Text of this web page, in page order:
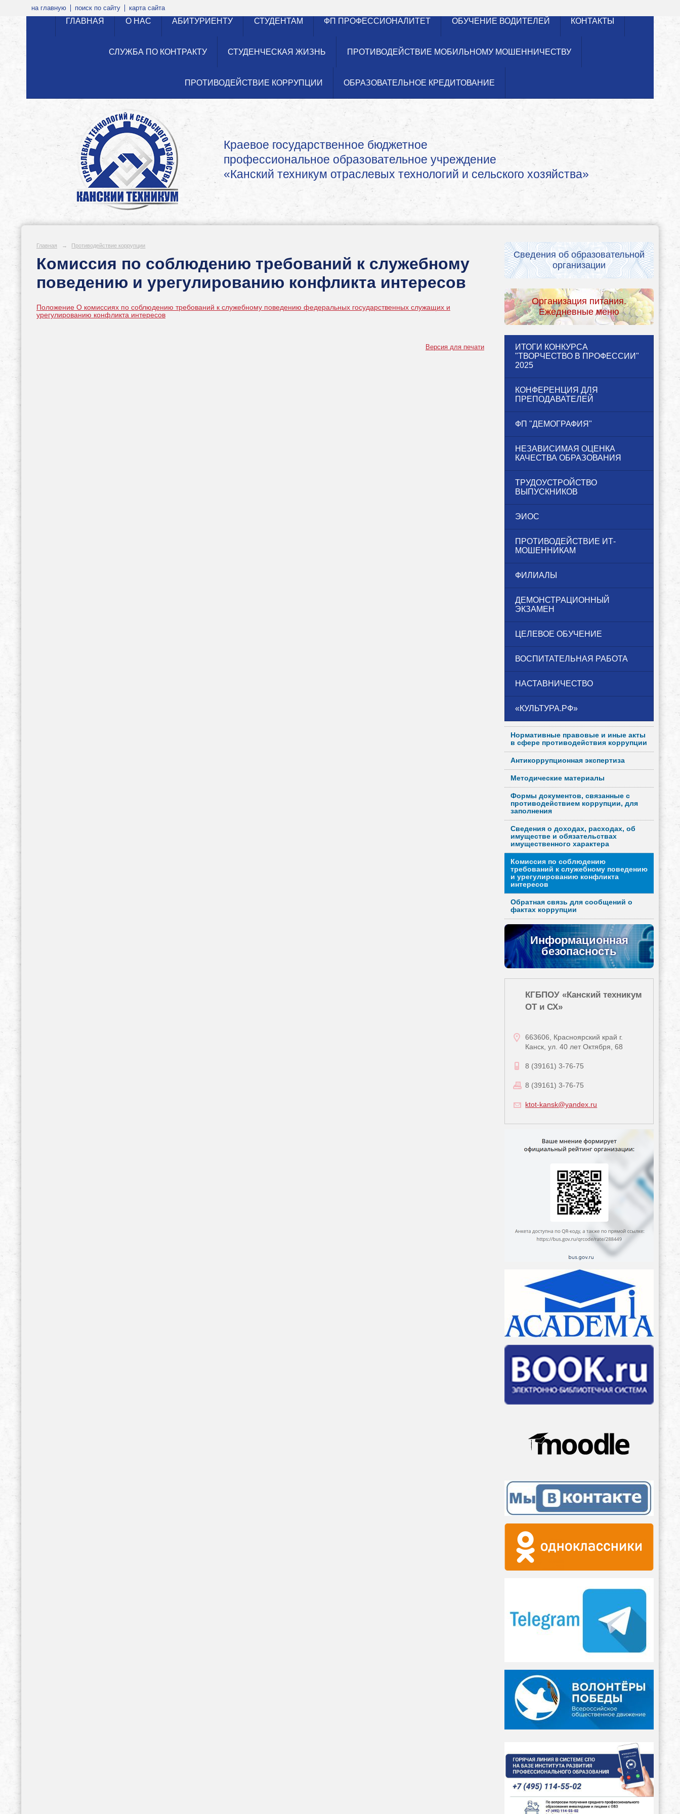
на главную поиск по сайту карта сайта
ГЛАВНАЯ О НАС АБИТУРИЕНТУ СТУДЕНТАМ ФП ПРОФЕССИОНАЛИТЕТ ОБУЧЕНИЕ ВОДИТЕЛЕЙ КОНТАКТЫ
СЛУЖБА ПО КОНТРАКТУ СТУДЕНЧЕСКАЯ ЖИЗНЬ ПРОТИВОДЕЙСТВИЕ МОБИЛЬНОМУ МОШЕННИЧЕСТВУ
ПРОТИВОДЕЙСТВИЕ КОРРУПЦИИ ОБРАЗОВАТЕЛЬНОЕ КРЕДИТОВАНИЕ
Краевое государственное бюджетное
профессиональное образовательное учреждение
«Канский техникум отраслевых технологий и сельского хозяйства»
Главная → Противодействие коррупции
Комиссия по соблюдению требований к служебному
поведению и урегулированию конфликта интересов
Положение О комиссиях по соблюдению требований к служебному поведению федеральных государственных служащих и
урегулированию конфликта интересов
Версия для печати
Сведения об образовательной
организации
Организация питания.
Ежедневные меню
ИТОГИ КОНКУРСА
"ТВОРЧЕСТВО В ПРОФЕССИИ"
2025
КОНФЕРЕНЦИЯ ДЛЯ
ПРЕПОДАВАТЕЛЕЙ
ФП "ДЕМОГРАФИЯ"
НЕЗАВИСИМАЯ ОЦЕНКА
КАЧЕСТВА ОБРАЗОВАНИЯ
ТРУДОУСТРОЙСТВО
ВЫПУСКНИКОВ
ЭИОС
ПРОТИВОДЕЙСТВИЕ ИТ-
МОШЕННИКАМ
ФИЛИАЛЫ
ДЕМОНСТРАЦИОННЫЙ
ЭКЗАМЕН
ЦЕЛЕВОЕ ОБУЧЕНИЕ
ВОСПИТАТЕЛЬНАЯ РАБОТА
НАСТАВНИЧЕСТВО
«КУЛЬТУРА.РФ»
Нормативные правовые и иные акты
в сфере противодействия коррупции
Антикоррупционная экспертиза
Методические материалы
Формы документов, связанные с
противодействием коррупции, для
заполнения
Сведения о доходах, расходах, об
имуществе и обязательствах
имущественного характера
Комиссия по соблюдению
требований к служебному поведению
и урегулированию конфликта
интересов
Обратная связь для сообщений о
фактах коррупции
Информационная
безопасность
КГБПОУ «Канский техникум
ОТ и СХ»
663606, Красноярский край г.
Канск, ул. 40 лет Октября, 68
8 (39161) 3-76-75
8 (39161) 3-76-75
ktot-kansk@yandex.ru